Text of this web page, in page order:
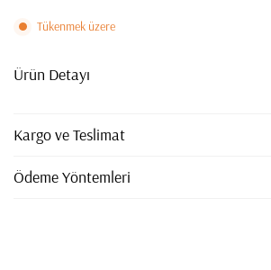
Tükenmek üzere
Ürün Detayı
Kargo ve Teslimat
Ödeme Yöntemleri